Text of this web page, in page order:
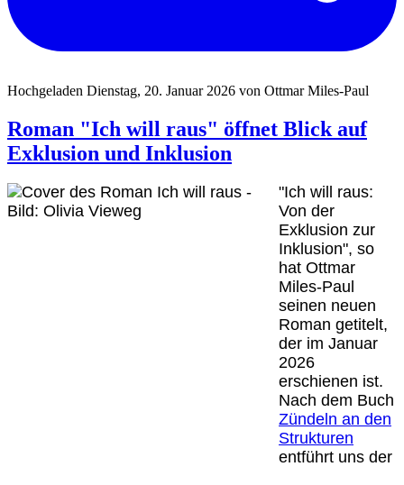
Hochgeladen Dienstag, 20. Januar 2026 von Ottmar Miles-Paul
Roman "Ich will raus" öffnet Blick auf
Exklusion und Inklusion
"Ich will raus:
Von der
Exklusion zur
Inklusion", so
hat Ottmar
Miles-Paul
seinen neuen
Roman getitelt,
der im Januar
2026
erschienen ist.
Nach dem Buch
Zündeln an den
Strukturen
entführt uns der